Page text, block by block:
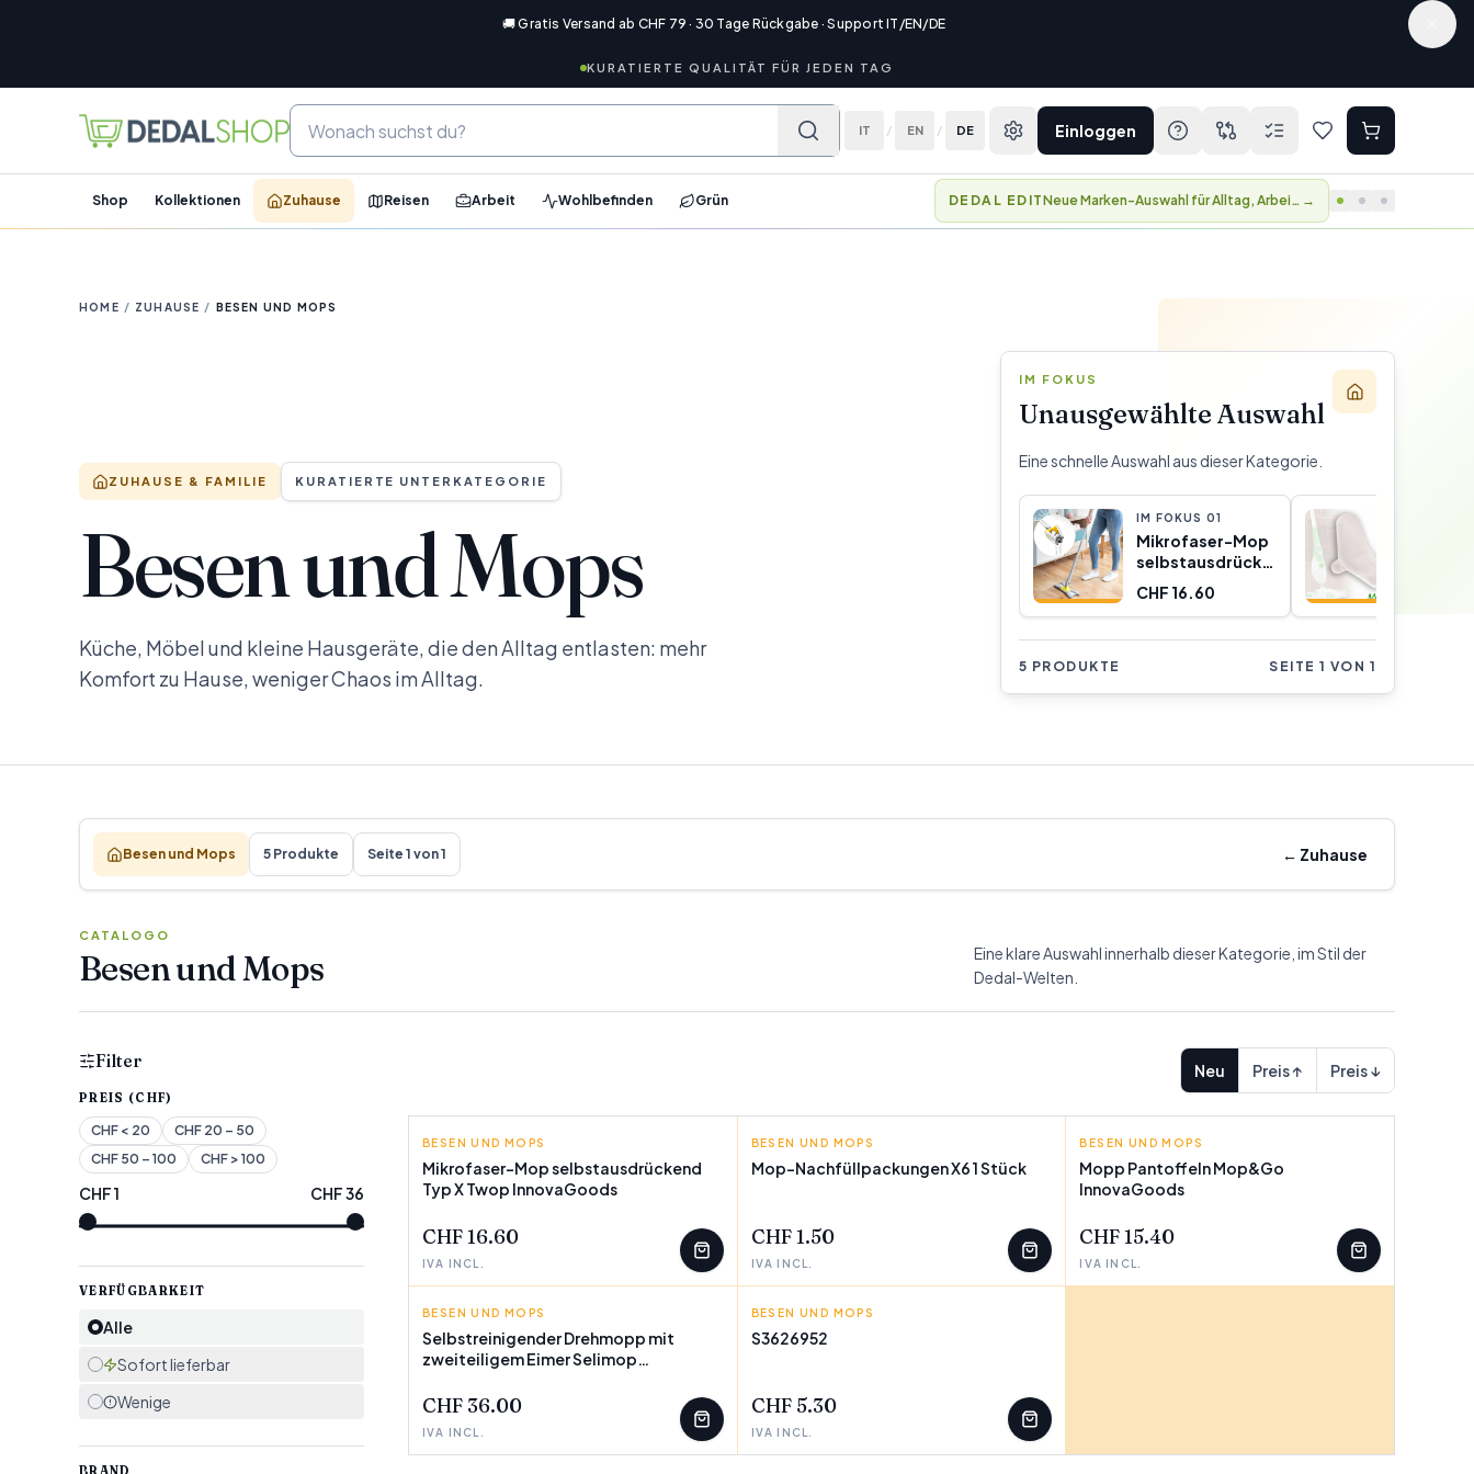
🚚 Gratis Versand ab CHF 79 · 30 Tage Rückgabe · Support IT/EN/DE
KURATIERTE QUALITÄT FÜR JEDEN TAG
IT / EN / DE Einloggen
Shop Kollektionen Zuhause Reisen Arbeit Wohlbefinden Grün MEMBER DAYS Vorteile und früher Zugang zu ausgewählten Kollektionen. →
HOME / ZUHAUSE / BESEN UND MOPS
ZUHAUSE & FAMILIE KURATIERTE UNTERKATEGORIE
Besen und Mops
Küche, Möbel und kleine Hausgeräte, die den Alltag entlasten: mehr
Komfort zu Hause, weniger Chaos im Alltag.
IM FOKUS
Unausgewählte Auswahl
Eine schnelle Auswahl aus dieser Kategorie.
IM FOKUS 01
Mikrofaser-Mop
selbstausdrückend
Typ X Twop
InnovaGoods
CHF 16.60
5 PRODUKTE SEITE 1 VON 1
Besen und Mops 5 Produkte Seite 1 von 1 ← Zuhause
CATALOGO
Besen und Mops
Eine klare Auswahl innerhalb dieser Kategorie, im Stil der
Dedal-Welten.
Filter
PREIS (CHF)
CHF < 20 CHF 20 – 50
CHF 50 – 100 CHF > 100
CHF1 CHF36
VERFÜGBARKEIT
Alle
Sofort lieferbar
Wenige
BRAND
Neu Preis ↑ Preis ↓
INNOVAGOODS
WENIGE ÜBRIG
BESEN UND MOPS
Mikrofaser-Mop selbstausdrückend
Typ X Twop InnovaGoods
CHF 16.60
IVA INCL.
X6
BESEN UND MOPS
Mop-Nachfüllpackungen X6 1 Stück
CHF 1.50
IVA INCL.
INNOVAGOODS
BESEN UND MOPS
Mopp Pantoffeln Mop&Go
InnovaGoods
CHF 15.40
IVA INCL.
INNOVAGOODS
BESEN UND MOPS
Selbstreinigender Drehmopp mit
zweiteiligem Eimer Selimop
CHF 36.00
IVA INCL.
BIGBUY HOME
BESEN UND MOPS
S3626952
CHF 5.30
IVA INCL.